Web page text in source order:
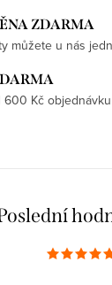
ZDARMA
můžete u nás
600 Kč